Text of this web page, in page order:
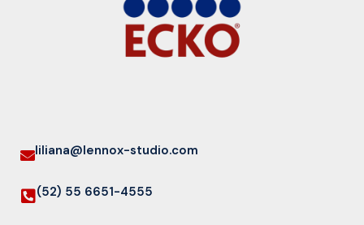
liliana@lennox-studio.com
(52) 55 6651-4555